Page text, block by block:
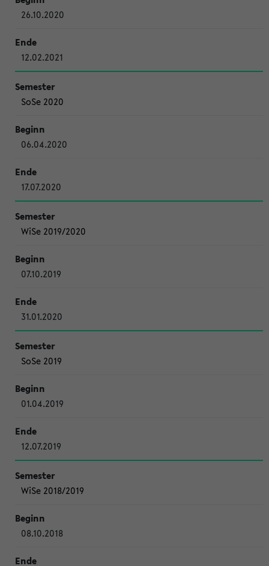
26.10.2020
12.02.2021
SoSe 2020
06.04.2020
17.07.2020
WiSe 2019/2020
07.10.2019
31.01.2020
SoSe 2019
01.04.2019
12.07.2019
WiSe 2018/2019
08.10.2018